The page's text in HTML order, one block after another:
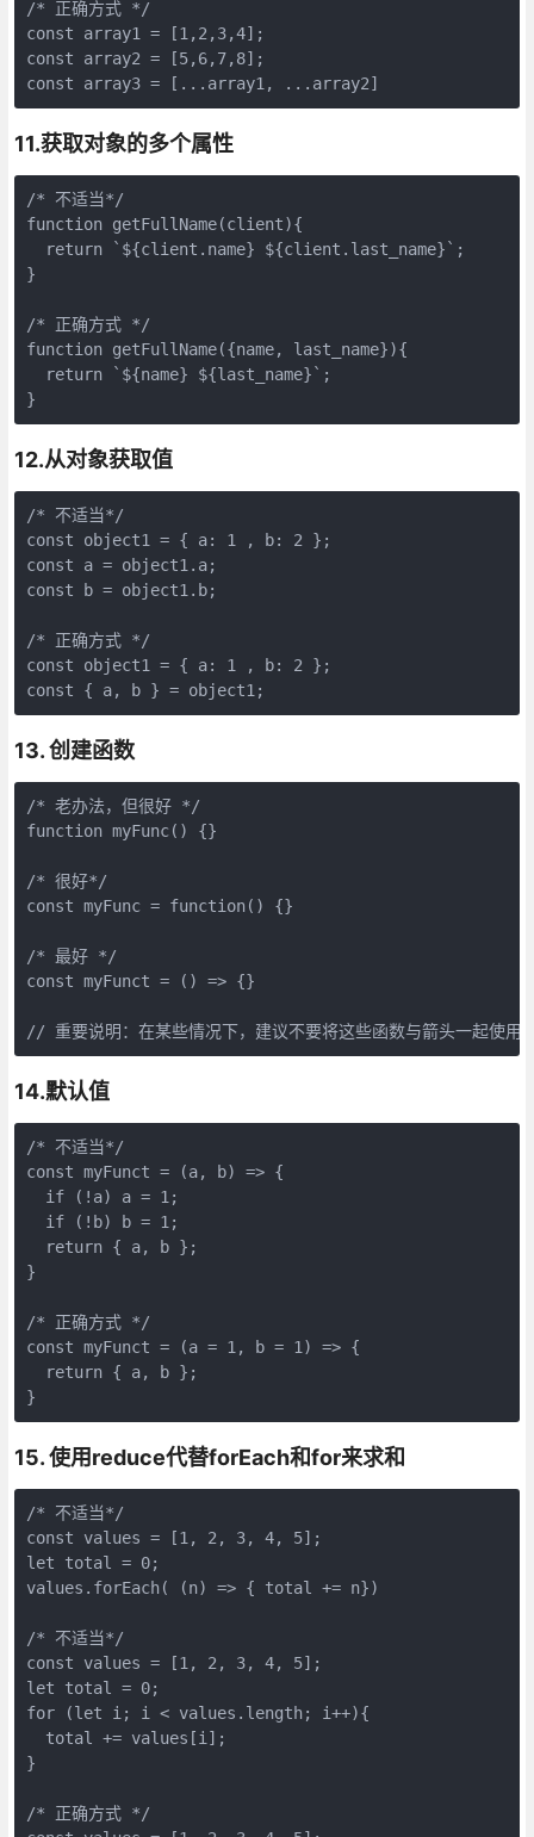
/* 正确方式 */
const
array1 = [1 , 2 , 3,4
const
array2 = [5, 6, 7, 8
const
array3 = [... array1, ... array2]
11.获取对象的多个属性
/* 不适当*/
function getFullName(client){
return
` ${client.name} ${client.last_name}` ;
}
/* 正确方式 */
function getFullName({name, last_name}){
return
` ${name} ${last_name}` ;
}
12.从对象获取值
/* 不适当*/
const object1 = { a: 1 , b: 2
const
const b = object1.b;
/* 正确方式 */
const object1 = { a: 1 , b: 2
const { a, b } = object1;
13. 创建函数
/* 老办法，但很好 */
function myFunc( ) {}
/* 很好*/
const myFunc = function( ) {}
/* 最好 */
const myFunct = () => {}
// 重要说明：在某些情况下，建议不要将这些函数与箭头一起使用
14.默认值
/* 不适当*/
const myFunct = (a, b) => {
if (!a) a = 1 ;
if (!b) b = 1 ;
return { a, b };
}
/* 正确方式 */
const myFunct = (a = 1 , b = 1 ) => {
return { a, b };
}
15. 使用reduce代替forEach和for来求和
/* 不适当*/
const values = [1 , 2 , 3, 4, 5
let total = 0
values .forEach( (n) => { total += n})
/* 不适当*/
const values = [1 , 2 , 3, 4, 5
let total = 0
for (let i; i < values . length; i++){
  total +=
values [i];
}
/* 正确方式 */